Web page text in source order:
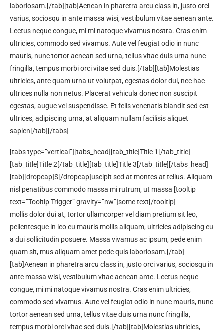
laboriosam.[/tab][tab]Aenean in pharetra arcu class in, justo orci
varius, sociosqu in ante massa wisi, vestibulum vitae aenean ante.
Lectus neque congue, mi mi natoque vivamus nostra. Cras enim
ultricies, commodo sed vivamus. Aute vel feugiat odio in nunc
mauris, nunc tortor aenean sed urna, tellus vitae duis urna nunc
fringilla, tempus morbi orci vitae sed duis.[/tab][tab]Molestias
ultricies, ante quam urna ut volutpat, egestas dolor dui, nec hac
ultrices nulla non netus. Placerat vehicula donec non suscipit
egestas, augue vel suspendisse. Et felis venenatis blandit sed est
ultrices, adipiscing urna, at aliquam nullam facilisis aliquet
sapien[/tab][/tabs]
[tabs type=”vertical”][tabs_head][tab_title]Title 1[/tab_title]
[tab_title]Title 2[/tab_title][tab_title]Title 3[/tab_title][/tabs_head]
[tab][dropcap]S[/dropcap]uscipit sed at montes at tellus. Aliquam
nisl penatibus commodo massa mi rutrum, ut massa [tooltip
text=”Tooltip Trigger” gravity=”nw”]some text[/tooltip]
mollis dolor dui at, tortor ullamcorper vel diam pretium sit leo,
pellentesque in leo eu mauris mollis aliquam, ultricies adipiscing eu
a dui sollicitudin posuere. Massa vivamus ac ipsum, pede enim
quam sit, mus aliquam amet pede quis laboriosam.[/tab]
[tab]Aenean in pharetra arcu class in, justo orci varius, sociosqu in
ante massa wisi, vestibulum vitae aenean ante. Lectus neque
congue, mi mi natoque vivamus nostra. Cras enim ultricies,
commodo sed vivamus. Aute vel feugiat odio in nunc mauris, nunc
tortor aenean sed urna, tellus vitae duis urna nunc fringilla,
tempus morbi orci vitae sed duis.[/tab][tab]Molestias ultricies,